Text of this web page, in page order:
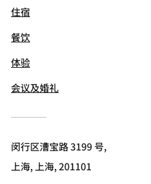
住宿
餐饮
体验
会议及婚礼
闵行区漕宝路 3199 号,
上海, 上海, 201101